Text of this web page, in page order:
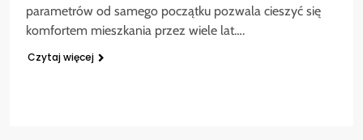
parametrów od samego początku pozwala cieszyć się
komfortem mieszkania przez wiele lat….
Czytaj więcej